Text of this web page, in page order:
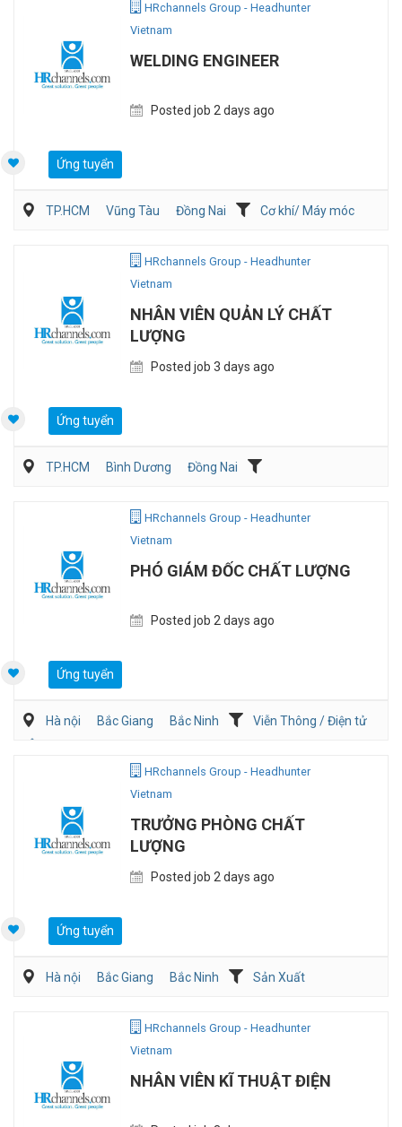
HRchannels Group - Headhunter
Vietnam
WELDING ENGINEER
Posted job 2 days ago
Ứng tuyển
TP.HCM Vũng Tàu Đồng Nai
Cơ khí/ Máy móc
HRchannels Group - Headhunter
Vietnam
NHÂN VIÊN QUẢN LÝ CHẤT
LƯỢNG
Posted job 3 days ago
Ứng tuyển
TP.HCM Bình Dương
Đồng Nai
HRchannels Group - Headhunter
Vietnam
PHÓ GIÁM ĐỐC CHẤT LƯỢNG
Posted job 2 days ago
Ứng tuyển
Hà nội Bắc Giang Bắc Ninh
Viễn Thông / Điện tử
HRchannels Group - Headhunter
Vietnam
TRƯỞNG PHÒNG CHẤT
LƯỢNG
Posted job 2 days ago
Ứng tuyển
Hà nội Bắc Giang Bắc Ninh
Sản Xuất
HRchannels Group - Headhunter
Vietnam
NHÂN VIÊN KĨ THUẬT ĐIỆN